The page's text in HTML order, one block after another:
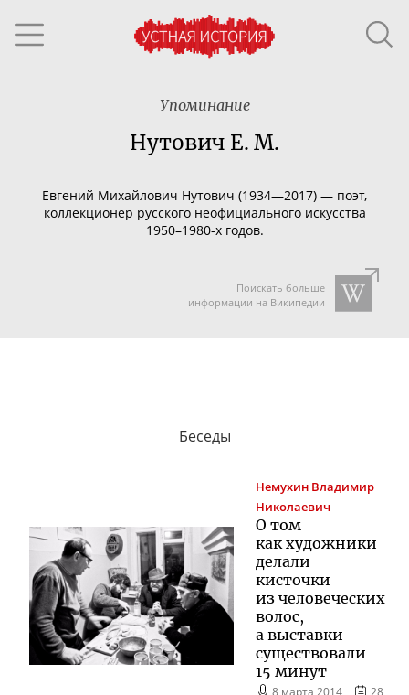
Упоминание
Нутович Е. М.
Евгений Михайлович Нутович (1934—2017) — поэт,
коллекционер русского неофициального искусства
1950–1980-хгодов.
Поискать больше
информации на Википедии
Беседы
Немухин Владимир
Николаевич
О том
как художники
делали
кисточки
из человеческих
волос,
а выставки
существовали
15 минут
8 марта 2014
28